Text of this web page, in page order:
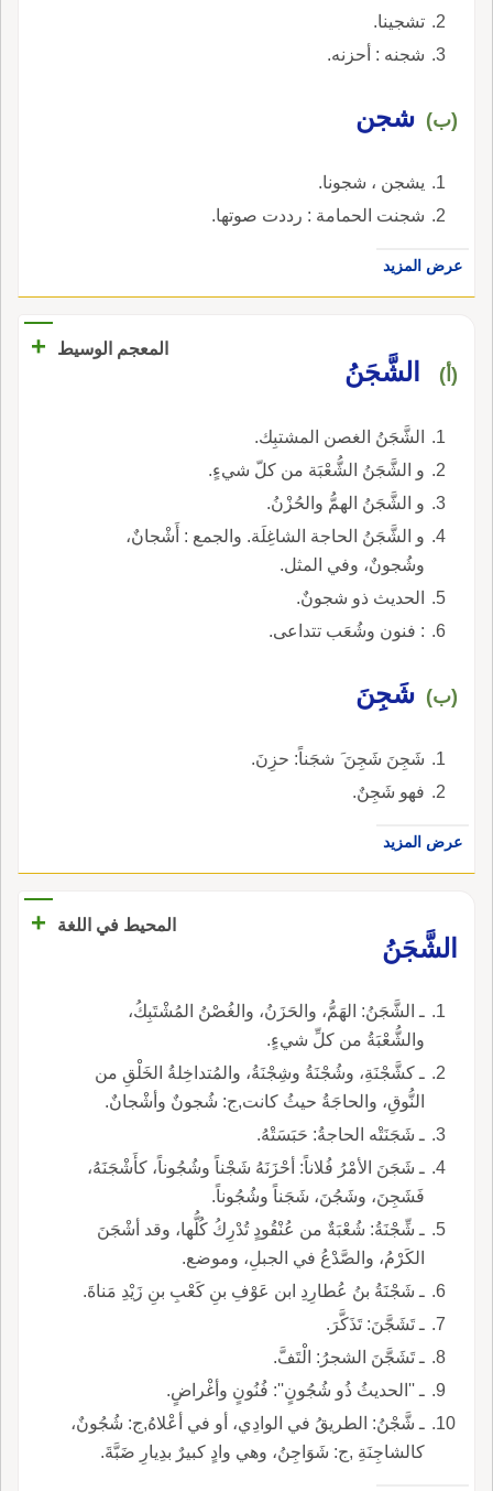
تشجينا.
شجنه : أحزنه.
(ب) شجن
يشجن ، شجونا.
شجنت الحمامة : رددت صوتها.
عرض المزيد
المعجم الوسيط +
(أ) الشَّجَنُ
الشَّجَنُ الغصن المشتبِك.
و الشَّجَنُ الشُّعْبَة من كلّ شيءٍ.
و الشَّجَنُ الهمُّ والحُزْنُ.
و الشَّجَنُ الحاجة الشاغِلَة. والجمع : أَشْجانٌ،
وشُجونٌ، وفي المثل.
الحديث ذو شجونٌ.
: فنون وشُعَب تتداعى.
(ب) شَجِنَ
شَجِنَ شَجِنَ َ شجَناً: حزِنَ.
فهو شَجِنٌ.
عرض المزيد
المحيط في اللغة
+
الشَّجَنُ
ـ الشَّجَنُ: الهَمُّ، والحَزَنُ، والغُصْنُ المُشْتَبِكُ،
والشُّعْبَةُ من كلِّ شيءٍ.
ـ كشَّجْنَةِ، وشُجْنَةُ وشِجْنَةُ، والمُتداخِلةُ الخَلْقِ من
النُّوقِ، والحاجَةُ حيثُ كانت,ج: شُجونٌ وأشْجانٌ.
ـ شَجَنَتْه الحاجةُ: حَبَسَتْهُ.
ـ شَجَنَ الأمْرُ فُلاناً: أحْزَنَهُ شَجْناً وشُجُوناً، كأَشْجَنَهُ،
فَشَجِنَ، وشَجُنَ، شَجَناً وشُجُوناً.
ـ شِّجْنَةُ: شُعْبَةٌ من عُنْقُودٍ تُدْرِكُ كُلُّها، وقد أشْجَنَ
الكَرْمُ، والصَّدْعُ في الجبلِ، وموضع.
ـ شَجْنَةُ بنُ عُطارِدِ ابن عَوْفِ بنِ كَعْبِ بنِ زَيْدِ مَناةَ.
ـ تَشَجَّنَ: تَذَكَّرَ.
ـ تَشَجَّنَ الشجرُ: الْتَفَّ.
ـ ''الحديثُ ذُو شُجُونٍ'': فُنُونٍ وأغْراضٍ.
ـ شَّجْنُ: الطريقُ في الوادِي، أو في أعْلاهُ,ج: شُجُونٌ،
كالشاجِنَةِ ,ج: شَوَاجِنُ، وهي وادٍ كبيرٌ بدِيارِ ضَبَّةَ.